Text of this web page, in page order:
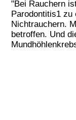
"Bei Rauchern
Parodontitis1 zu
Nichtrauchern.
betroffen. Und